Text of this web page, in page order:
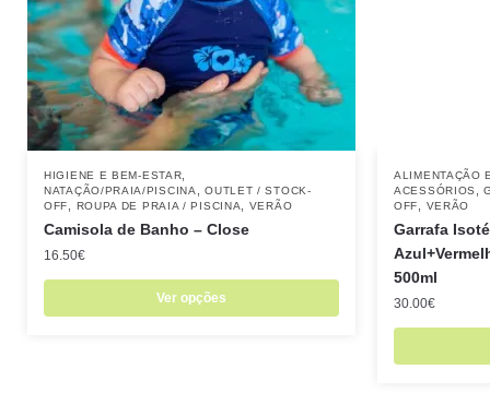
HIGIENE E BEM-ESTAR
NATAÇÃO/PRAIA/PISCINA ,OUTLET / STOCK-
OFF
ROUPA DE PRAIA / PISCINA VERÃO
Camisola de Banho – Close
16.50€
Ver opções
ALIMENTAÇÃO
ACESSÓRIOS
,
OFF
VERÃO
Garrafa
500ml
30.00€